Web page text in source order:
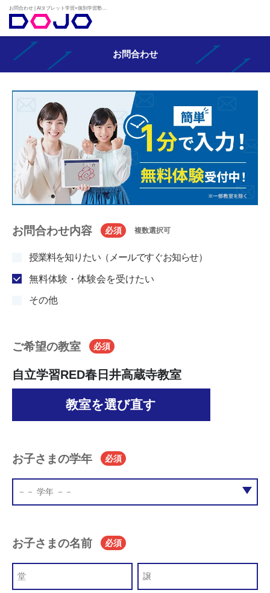
お問合わせ
お問合わせ内容 必須 複数選択可
授業料を知りたい（メールですぐお知らせ）
無料体験・体験会を受けたい
その他
ご希望の教室 必須
自立学習RED春日井高蔵寺教室
教室を選び直す
お子さまの学年 必須
お子さまの名前 必須